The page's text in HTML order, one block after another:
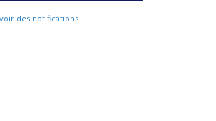
des notifications